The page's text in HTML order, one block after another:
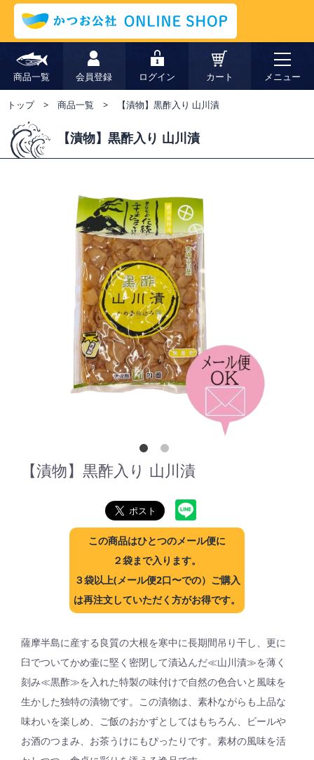
商品一覧 会員登録 ログイン カート メニュー
トップ 商品一覧 【漬物】黒酢入り 山川漬
【漬物】黒酢入り 山川漬
【漬物】黒酢入り 山川漬
この商品はひとつのメール便に
２袋まで入ります。
３袋以上(メール便2口〜での）ご購入
は再注文していただく方がお得です。
薩摩半島に産する良質の大根を寒中に長期間吊り干し、更に
臼でついてかめ壷に堅く密閉して漬込んだ≪山川漬≫を薄く
刻み≪黒酢≫を入れた特製の味付けで自然の色合いと風味を
生かした独特の漬物です。この漬物は、素朴ながらも上品な
味わいを楽しめ、ご飯のおかずとしてはもちろん、ビールや
お酒のつまみ、お茶うけにもぴったりです。素材の風味を活